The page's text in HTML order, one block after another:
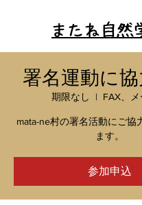
またね自然
署名運動に
期限なし
  |
FAX、
mata-ne村の署名活動にご協
ます。
参加申込